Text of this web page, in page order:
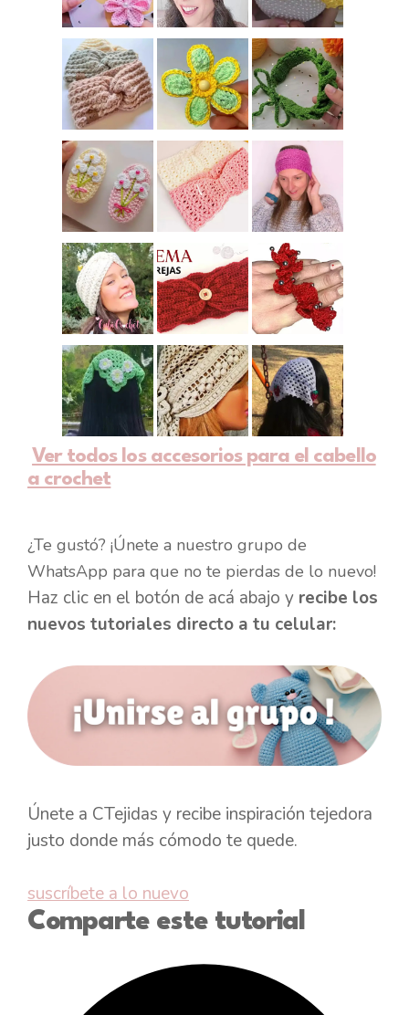
Ver todos los accesorios para el cabello
a crochet
¿Te gustó? ¡Únete a nuestro grupo de
WhatsApp para que no te pierdas de lo nuevo!
Haz clic en el botón de acá abajo y recibe los
nuevos tutoriales directo a tu celular:
Únete a CTejidas y recibe inspiración tejedora
justo donde más cómodo te quede.
suscríbete a lo nuevo
Comparte este tutorial